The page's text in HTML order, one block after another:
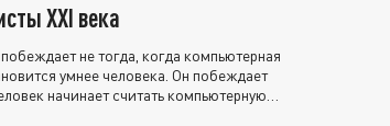
XXI века
не тогда, когда компьютерная
умнее человека. Он побеждает
начинает считать компьютерную